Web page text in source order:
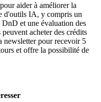
aider à améliorer la
d'outils IA, y compris un
DnD et une évaluation des
acheter des crédits
newsletter pour recevoir 5
et offre la possibilité de